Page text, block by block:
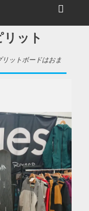
ッ
サ
バ
ー
コ
ン
テ
ン
ット
ットボードはおま